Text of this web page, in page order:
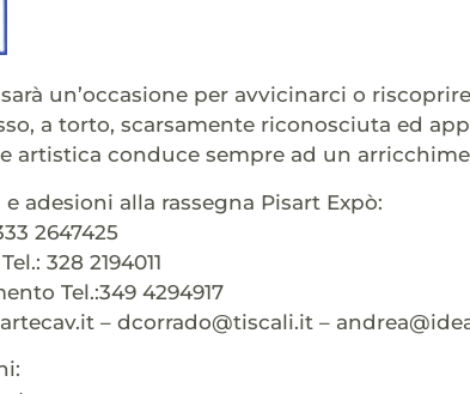
sarà un’occasione per avvicinarci o
a torto, scarsamente riconosciuta ed
artistica conduce sempre ad un
adesioni alla rassegna Pisart Expò:
2647425
328 2194011
Tel.:349 4294917
– dcorrado@tiscali.it –